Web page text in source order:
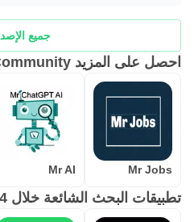
جميع
احصل على المزيد Technology Community
Mr Jobs
Mr AI
تطبيقات البحث الشائعة خلال 24 ساعة